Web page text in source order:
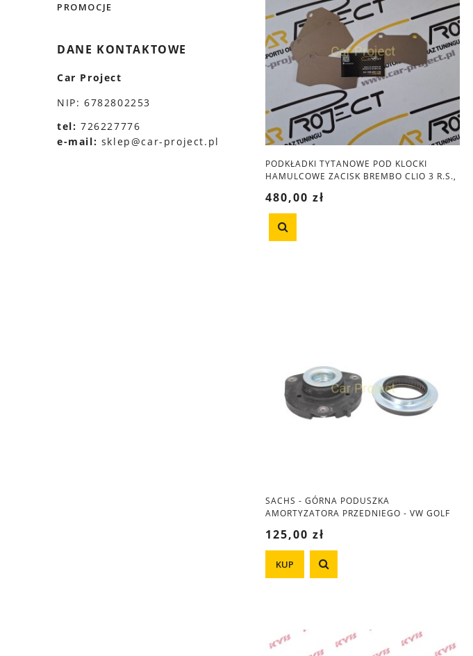
PROMOCJE
DANE KONTAKTOWE
Car Project
NIP: 6782802253
tel: 726227776
e-mail: sklep@car-project.pl
PODKŁADKI TYTANOWE POD KLOCKI
HAMULCOWE ZACISK BREMBO CLIO 3 R.S.,
480,00 zł
SACHS - GÓRNA PODUSZKA
AMORTYZATORA PRZEDNIEGO - VW GOLF
125,00 zł
KUP